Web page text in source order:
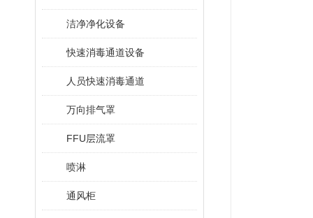
洁净净化设备
快速消毒通道设备
人员快速消毒通道
万向排气罩
FFU层流罩
喷淋
通风柜